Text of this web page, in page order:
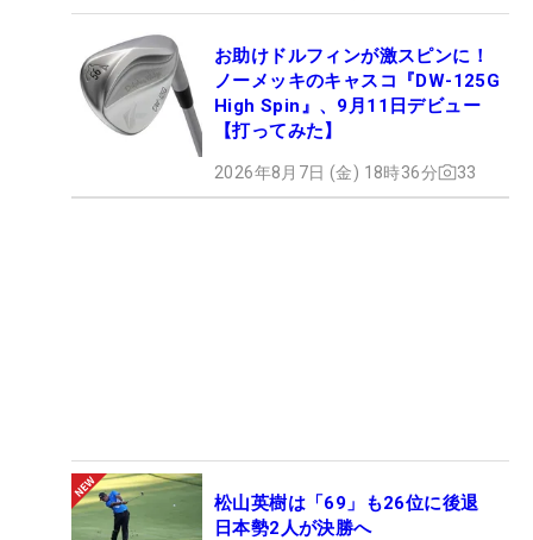
58位：藤田かれん 372.41pt
59位：宮澤美咲 368.59pt
60位：工藤遥加 361.43pt
61位：政田夢乃 349.24pt
62位：三ヶ島かな 323.64pt ※複数年シード保持
63位：沖せいら 310.52pt
（☆は今季シード選手）
お助けドルフィンが激スピンに！
ノーメッキのキャスコ『DW-125G
High Spin』、9月11日デビュー
【打ってみた】
2026年8月7日 (金) 18時36分 33
松山英樹は「69」も26位に後退
日本勢2人が決勝へ